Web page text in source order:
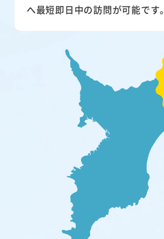
へ最短即日中の訪問が可能です。